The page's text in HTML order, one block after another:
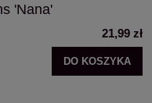
'Nana'
21,99 zł
DO KOSZYKA